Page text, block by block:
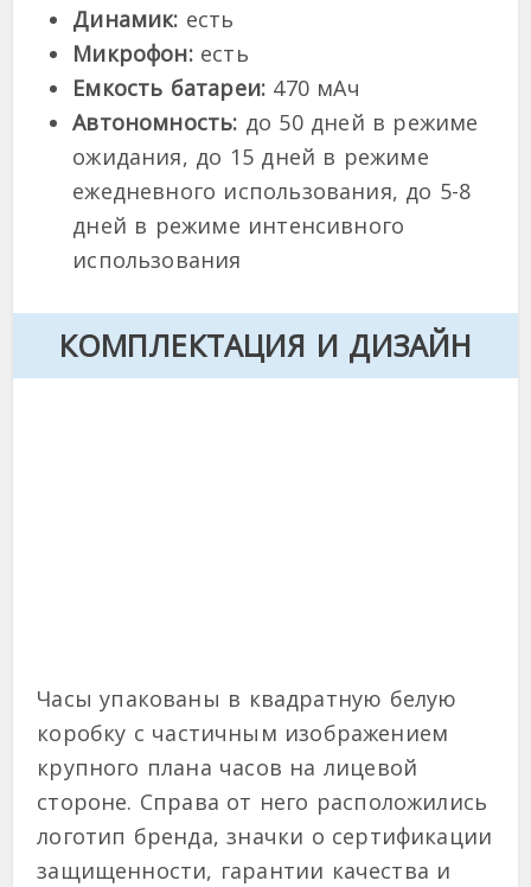
Динамик: есть
Микрофон:есть
Емкость батареи: 470 мАч
Автономность: до 50 дней в режиме
ожидания, до 15 дней в режиме
ежедневного использования, до 5-8
дней в режиме интенсивного
использования
КОМПЛЕКТАЦИЯ И ДИЗАЙН
Часы упакованы в квадратную белую
коробку с частичным изображением
крупного плана часов на лицевой
стороне. Справа от него расположились
логотип бренда, значки о сертификации
защищенности, гарантии качества и